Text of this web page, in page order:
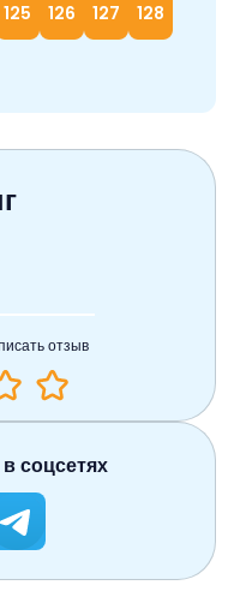
125 126 127 128
отзыв
соцсетях